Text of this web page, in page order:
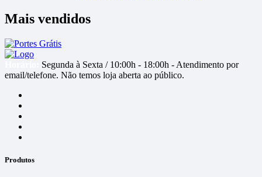
Mais vendidos
Segunda à Sexta / 10:00h - 18:00h - Atendimento por
email/telefone. Não temos loja aberta ao público.
Produtos